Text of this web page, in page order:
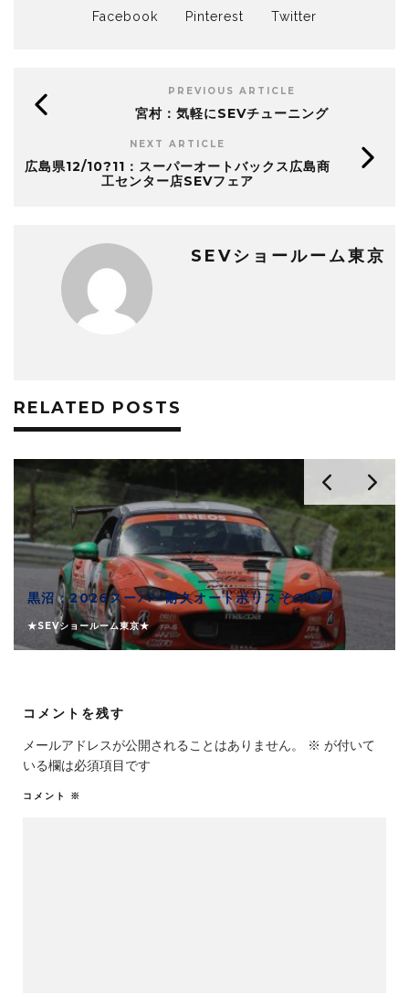
Facebook Pinterest Twitter
PREVIOUS ARTICLE
宮村：気軽にSEVチューニング
NEXT ARTICLE
広島県12/10?11：スーパーオートバックス広島商
工センター店SEVフェア
SEVショールーム東京
RELATED POSTS
黒沼：2026スーパー耐久オートポリスその②🏁
★SEVショールーム東京★
コメントを残す
メールアドレスが公開されることはありません。 ※ が付いて
いる欄は必須項目です
コメント ※